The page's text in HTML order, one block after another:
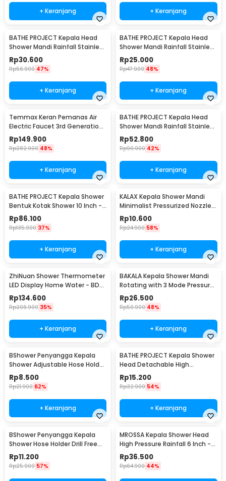
+ Keranjang + Keranjang
BATHE PROJECT Kepala Head
Shower Mandi Rainfall Stainless
Steel Round 8 Inch - Cosmo
200
Rp30.600
Rp56.900 47%
+ Keranjang
BATHE PROJECT Kepala Head
Shower Mandi Rainfall Stainless
Steel Round 6 Inch - Cosmo
200
Rp25.000
Rp47.900 48%
+ Keranjang
Temmax Keran Pemanas Air
Electric Faucet 3rd Generation
3000W - RX-008
Rp149.900
Rp282.900 48%
+ Keranjang
BATHE PROJECT Kepala Head
Shower Mandi Rainfall Stainless
Steel Round 9.5 Inch - Cosmo
200
Rp52.800
Rp90.900 42%
+ Keranjang
BATHE PROJECT Kepala Shower
Bentuk Kotak Shower 10 Inch -
F10BXGDP
Rp86.100
Rp135.900 37%
+ Keranjang
KALAX Kepala Shower Mandi
Minimalist Pressurized Nozzle -
K001
Rp10.600
Rp24.900 58%
+ Keranjang
ZhiNuan Shower Thermometer
LED Display Home Water - BD-
LS-01
Rp134.600
Rp206.900 35%
+ Keranjang
BAKALA Kepala Shower Mandi
Rotating with 3 Mode Pressure
- BR-2223
Rp26.500
Rp50.900 48%
+ Keranjang
BShower Penyangga Kepala
Shower Adjustable Hose Holder
1/2 Inch - BR-201
Rp8.500
Rp21.900 62%
+ Keranjang
BATHE PROJECT Kepala Shower
Head Detachable High
Pressure Water Saving - BR-
230
Rp15.200
Rp32.900 54%
+ Keranjang
BShower Penyangga Kepala
Shower Hose Holder Drill Free
Selang 1/2 Inch - A-0081
Rp11.200
Rp25.900 57%
MROSSA Kepala Shower Head
High Pressure Rainfall 6 Inch -
30LYH
Rp36.500
Rp64.900 44%